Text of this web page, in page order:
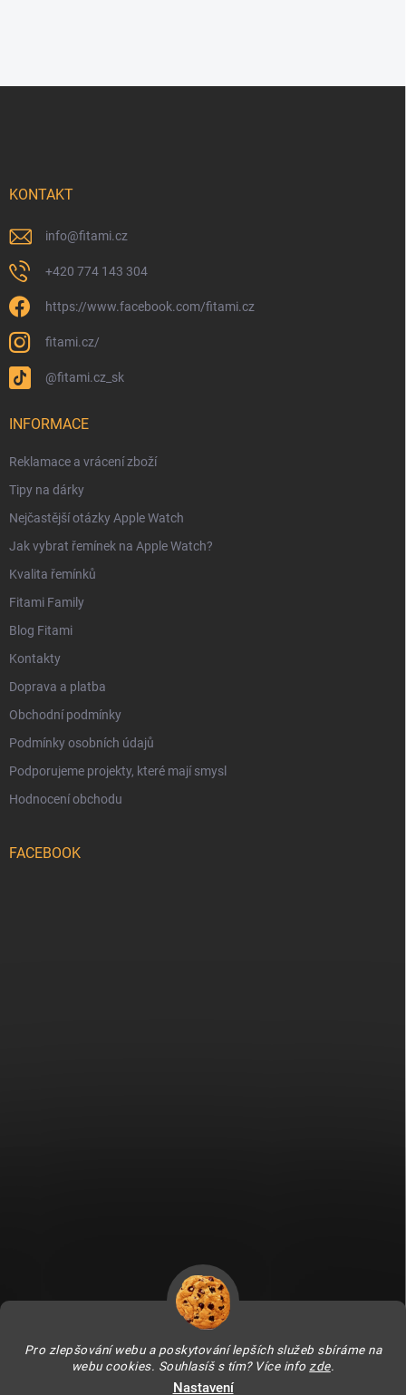
Pro zlepšování webu a poskytování lepších služeb sbíráme na
webu cookies. Souhlasíš s tím? Více info zde.
Nastavení
KONTAKT
info@fitami.cz
+420 774 143 304
https://www.facebook.com/fitami.cz
fitami.cz/
@fitami.cz_sk
INFORMACE
Reklamace a vrácení zboží
Tipy na dárky
Nejčastější otázky Apple Watch
Jak vybrat řemínek na Apple Watch?
Kvalita řemínků
Fitami Family
Blog Fitami
Kontakty
Doprava a platba
Obchodní podmínky
Podmínky osobních údajů
Podporujeme projekty, které mají smysl
Hodnocení obchodu
FACEBOOK
Fitami.sk Fitami.hu